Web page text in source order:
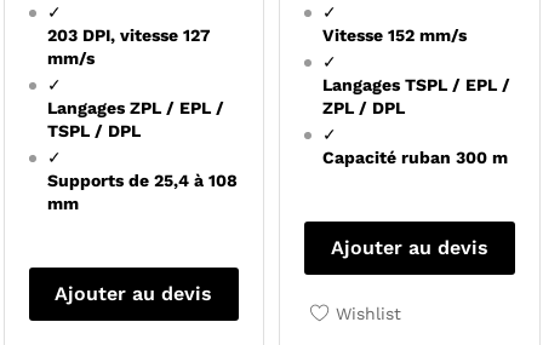
✓
203 DPI, vitesse 127
mm/s
✓
Langages ZPL / EPL /
TSPL / DPL
✓
Supports de 25,4 à 108
mm
Ajouter au devis
✓
Vitesse 152 mm/s
✓
Langages TSPL / EPL /
ZPL / DPL
✓
Capacité ruban 300 m
Ajouter au devis
Wishlist